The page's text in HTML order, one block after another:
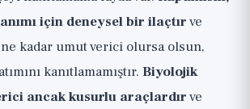
için deneysel bir ilaçtırve
kadar umut verici olursa olsun,
kanıtlamamıştır. Biyolojik
ancak kusurlu araçlardırve